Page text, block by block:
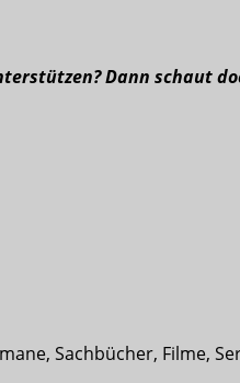
Dann schaut
Sachbücher, Filme,